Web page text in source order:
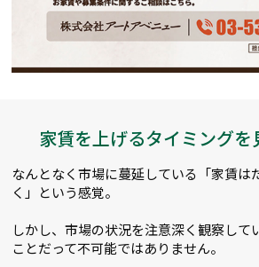
家賃を上げるタイミングを
なんとなく市場に蔓延している「家賃は
く」という感覚。
しかし、市場の状況を注意深く観察して
ことだって不可能ではありません。